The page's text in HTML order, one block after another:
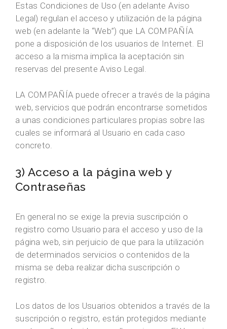
Estas Condiciones de Uso (en adelante Aviso
Legal) regulan el acceso y utilización de la página
web (en adelante la “Web”) que LA COMPAÑÍA
pone a disposición de los usuarios de Internet. El
acceso a la misma implica la aceptación sin
reservas del presente Aviso Legal.
LA COMPAÑÍA puede ofrecer a través de la página
web, servicios que podrán encontrarse sometidos
a unas condiciones particulares propias sobre las
cuales se informará al Usuario en cada caso
concreto.
3) Acceso a la página web y
Contraseñas
En general no se exige la previa suscripción o
registro como Usuario para el acceso y uso de la
página web, sin perjuicio de que para la utilización
de determinados servicios o contenidos de la
misma se deba realizar dicha suscripción o
registro.
Los datos de los Usuarios obtenidos a través de la
suscripción o registro, están protegidos mediante